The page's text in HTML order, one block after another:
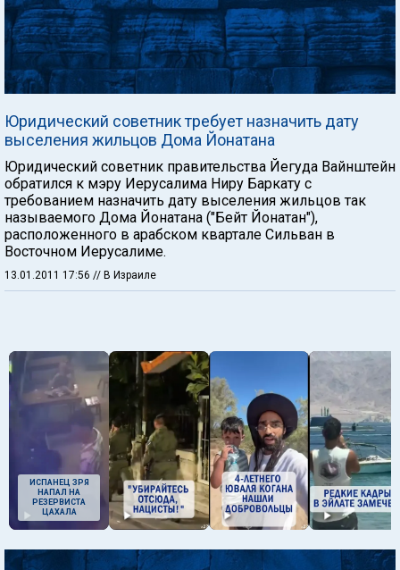
Юридический советник требует назначить дату
выселения жильцов Дома Йонатана
Юридический советник правительства Йегуда Вайнштейн
обратился к мэру Иерусалима Ниру Баркату с
требованием назначить дату выселения жильцов так
называемого Дома Йонатана ("Бейт Йонатан"),
расположенного в арабском квартале Сильван в
Восточном Иерусалиме.
13.01.2011 17:56 // В Израиле
ИСПАНЕЦ ЗРЯ
НАПАЛ НА
РЕЗЕРВИСТА
ЦАХАЛА